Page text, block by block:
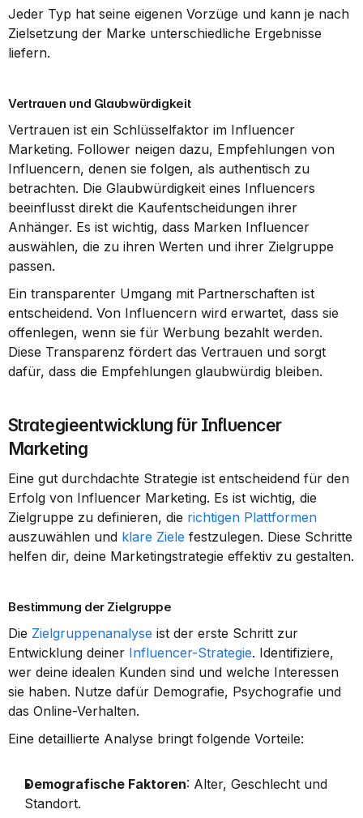
Jeder Typ hat seine eigenen Vorzüge und kann je nach
Zielsetzung der Marke unterschiedliche Ergebnisse
liefern.
Vertrauen und Glaubwürdigkeit
Vertrauen ist ein Schlüsselfaktor im Influencer
Marketing. Follower neigen dazu, Empfehlungen von
Influencern, denen sie folgen, als authentisch zu
betrachten. Die Glaubwürdigkeit eines Influencers
beeinflusst direkt die Kaufentscheidungen ihrer
Anhänger. Es ist wichtig, dass Marken Influencer
auswählen, die zu ihren Werten und ihrer Zielgruppe
passen.
Ein transparenter Umgang mit Partnerschaften ist
entscheidend. Von Influencern wird erwartet, dass sie
offenlegen, wenn sie für Werbung bezahlt werden.
Diese Transparenz fördert das Vertrauen und sorgt
dafür, dass die Empfehlungen glaubwürdig bleiben.
Strategieentwicklung für Influencer
Marketing
Eine gut durchdachte Strategie ist entscheidend für den
Erfolg von Influencer Marketing. Es ist wichtig, die
Zielgruppe zu definieren, die richtigen Plattformen
auszuwählen und klare Ziele festzulegen. Diese Schritte
helfen dir, deine Marketingstrategie effektiv zu gestalten.
Bestimmung der Zielgruppe
Die Zielgruppenanalyse ist der erste Schritt zur
Entwicklung deiner Influencer-Strategie. Identifiziere,
wer deine idealen Kunden sind und welche Interessen
sie haben. Nutze dafür Demografie, Psychografie und
das Online-Verhalten.
Eine detaillierte Analyse bringt folgende Vorteile:
Demografische Faktoren: Alter, Geschlecht und
Standort.